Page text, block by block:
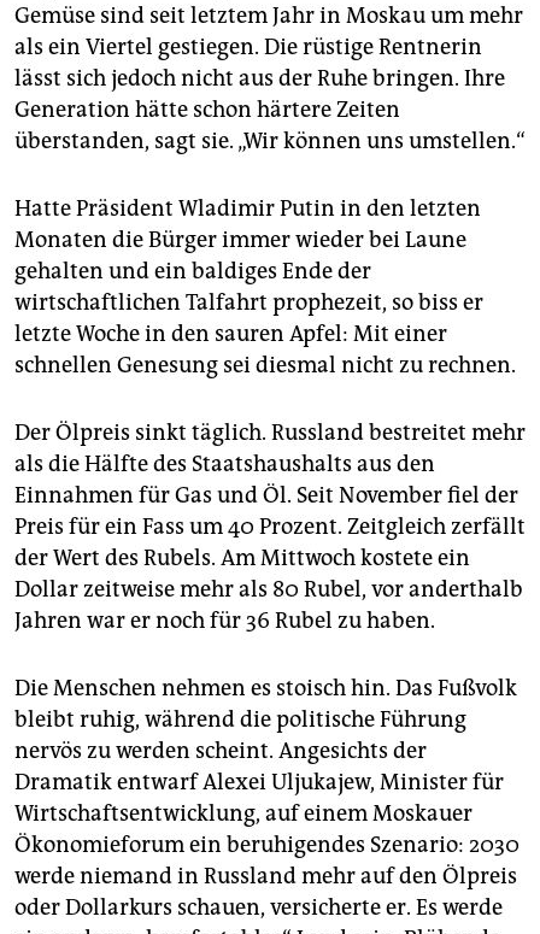
Gemüse sind seit letztem Jahr in Moskau um mehr
als ein Viertel gestiegen. Die rüstige Rentnerin
lässt sich jedoch nicht aus der Ruhe bringen. Ihre
Generation hätte schon härtere Zeiten
überstanden, sagt sie. „Wir können uns umstellen.“
Hatte Präsident Wladimir Putin in den letzten
Monaten die Bürger immer wieder bei Laune
gehalten und ein baldiges Ende der
wirtschaftlichen Talfahrt prophezeit, so biss er
letzte Woche in den sauren Apfel: Mit einer
schnellen Genesung sei diesmal nicht zu rechnen.
Der Ölpreis sinkt täglich. Russland bestreitet mehr
als die Hälfte des Staatshaushalts aus den
Einnahmen für Gas und Öl. Seit November fiel der
Preis für ein Fass um 40 Prozent. Zeitgleich zerfällt
der Wert des Rubels. Am Mittwoch kostete ein
Dollar zeitweise mehr als 80 Rubel, vor anderthalb
Jahren war er noch für 36 Rubel zu haben.
Die Menschen nehmen es stoisch hin. Das Fußvolk
bleibt ruhig, während die politische Führung
nervös zu werden scheint. Angesichts der
Dramatik entwarf Alexei Uljukajew, Minister für
Wirtschaftsentwicklung, auf einem Moskauer
Ökonomieforum ein beruhigendes Szenario: 2030
werde niemand in Russland mehr auf den Ölpreis
oder Dollarkurs schauen, versicherte er. Es werde